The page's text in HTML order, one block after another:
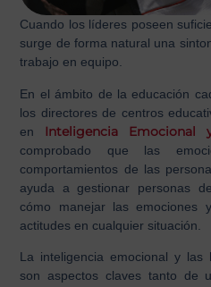
Cuando los líderes poseen
surge de forma natural una
trabajo en equipo.
En el ámbito de la educación
los directores de centros
en
Inteligencia Emocional
comprobado que las
comportamientos de las
ayuda a gestionar personas
cómo manejar las emociones
actitudes en cualquier situación.
La inteligencia emocional y las
son aspectos claves tanto de